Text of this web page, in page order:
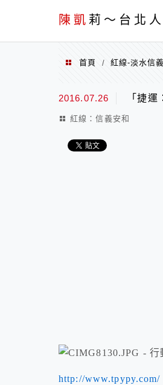
陳凱 莉～台北
menu
首頁 / 紅線-淡水信
2016.07.26 「捷
紅線：信義安和
http://www.tpypy.com/